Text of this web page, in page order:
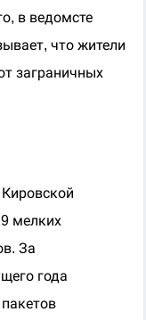
в ведомсте
что жители
заграничных
мелких
За
года